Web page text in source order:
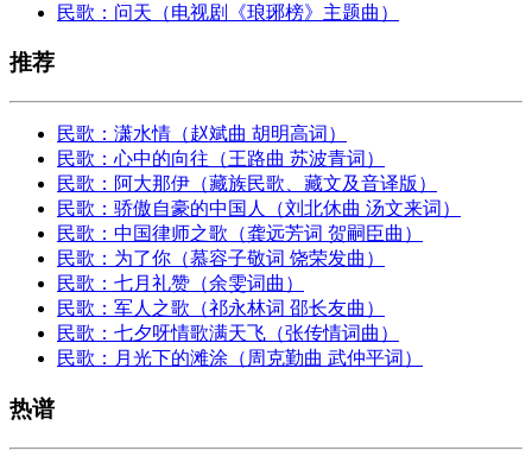
民歌：问天（电视剧《琅琊榜》主题曲）
推荐
民歌：潇水情（赵斌曲 胡明高词）
民歌：心中的向往（王路曲 苏波青词）
民歌：阿大那伊（藏族民歌、藏文及音译版）
民歌：骄傲自豪的中国人（刘北休曲 汤文来词）
民歌：中国律师之歌（龚远芳词 贺嗣臣曲）
民歌：为了你（慕容子敬词 饶荣发曲）
民歌：七月礼赞（余雯词曲）
民歌：军人之歌（祁永林词 邵长友曲）
民歌：七夕呀情歌满天飞（张传情词曲）
民歌：月光下的滩涂（周克勤曲 武仲平词）
热谱